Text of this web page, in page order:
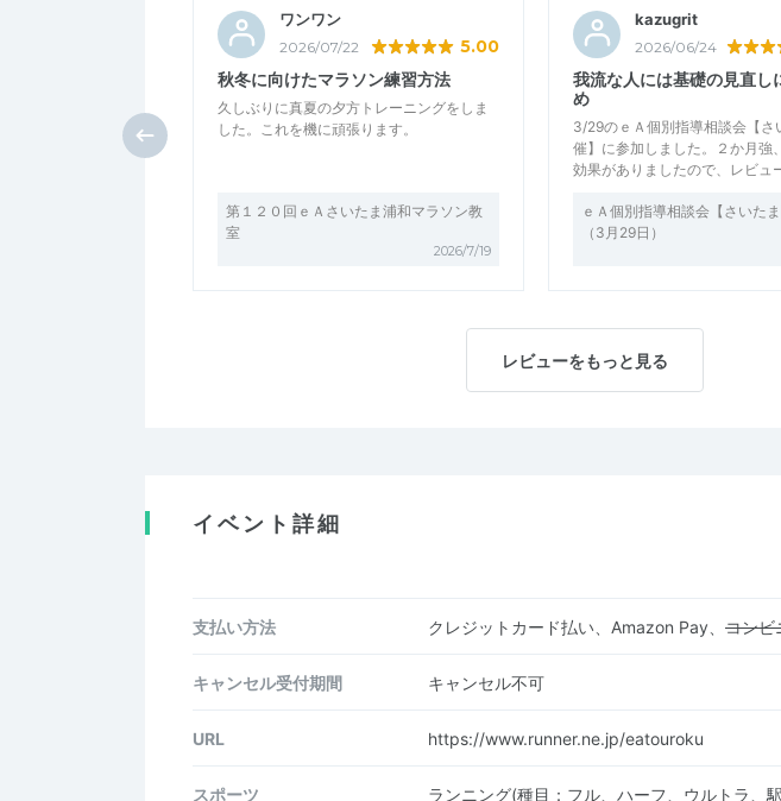
ワンワン
2026/07/22 5.00
秋冬に向けたマラソン練習方法
久しぶりに真夏の夕方トレーニングをしま
した。これを機に頑張ります。
第１２０回ｅＡさいたま浦和マラソン教
室
2026/7/19
kazugrit
2026/06/24
我流な人には基礎の見直し
め
3/29のｅＡ個別指導相談会【さ
催】に参加しました。２か月強
効果がありましたので、レビュ
ｅＡ個別指導相談会【さいたま
（3月29日）
レビューをもっと見る
イベント詳細
支払い方法 クレジットカード払い、Amazon Pay、 コンビ
キャンセル受付期間 キャンセル不可
URL https://www.runner.ne.jp/eatouroku
スポーツ ランニング(種目：フル、ハーフ、ウルトラ、